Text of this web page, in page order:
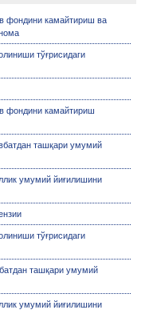
фондини камайтириш ва
тўғрисидаги
фондини камайтириш
ташқари умумий
умумий йиғилишини
тўғрисидаги
ташқари умумий
умумий йиғилишини